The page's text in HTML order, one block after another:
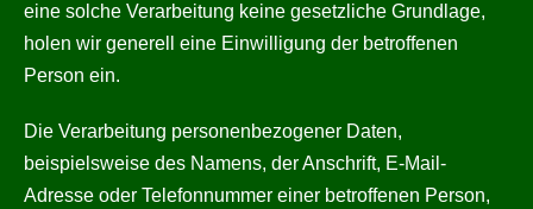
eine solche Verarbeitung keine gesetzliche Grundlage,
holen wir generell eine Einwilligung der betroffenen
Person ein.
Die Verarbeitung personenbezogener Daten,
beispielsweise des Namens, der Anschrift, E-Mail-
Adresse oder Telefonnummer einer betroffenen Person,